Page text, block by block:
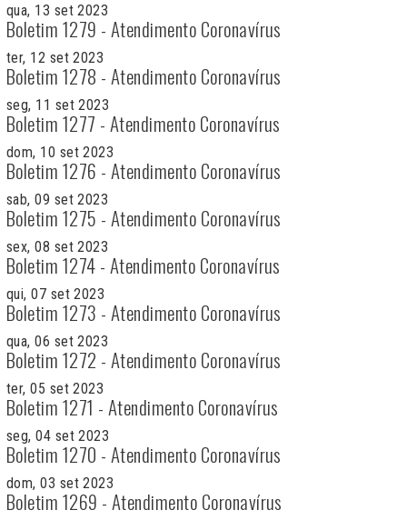
qua, 13 set 2023
Boletim 1279 - Atendimento Coronavírus
ter, 12 set 2023
Boletim 1278 - Atendimento Coronavírus
seg, 11 set 2023
Boletim 1277 - Atendimento Coronavírus
dom, 10 set 2023
Boletim 1276 - Atendimento Coronavírus
sab, 09 set 2023
Boletim 1275 - Atendimento Coronavírus
sex, 08 set 2023
Boletim 1274 - Atendimento Coronavírus
qui, 07 set 2023
Boletim 1273 - Atendimento Coronavírus
qua, 06 set 2023
Boletim 1272 - Atendimento Coronavírus
ter, 05 set 2023
Boletim 1271 - Atendimento Coronavírus
seg, 04 set 2023
Boletim 1270 - Atendimento Coronavírus
dom, 03 set 2023
Boletim 1269 - Atendimento Coronavírus